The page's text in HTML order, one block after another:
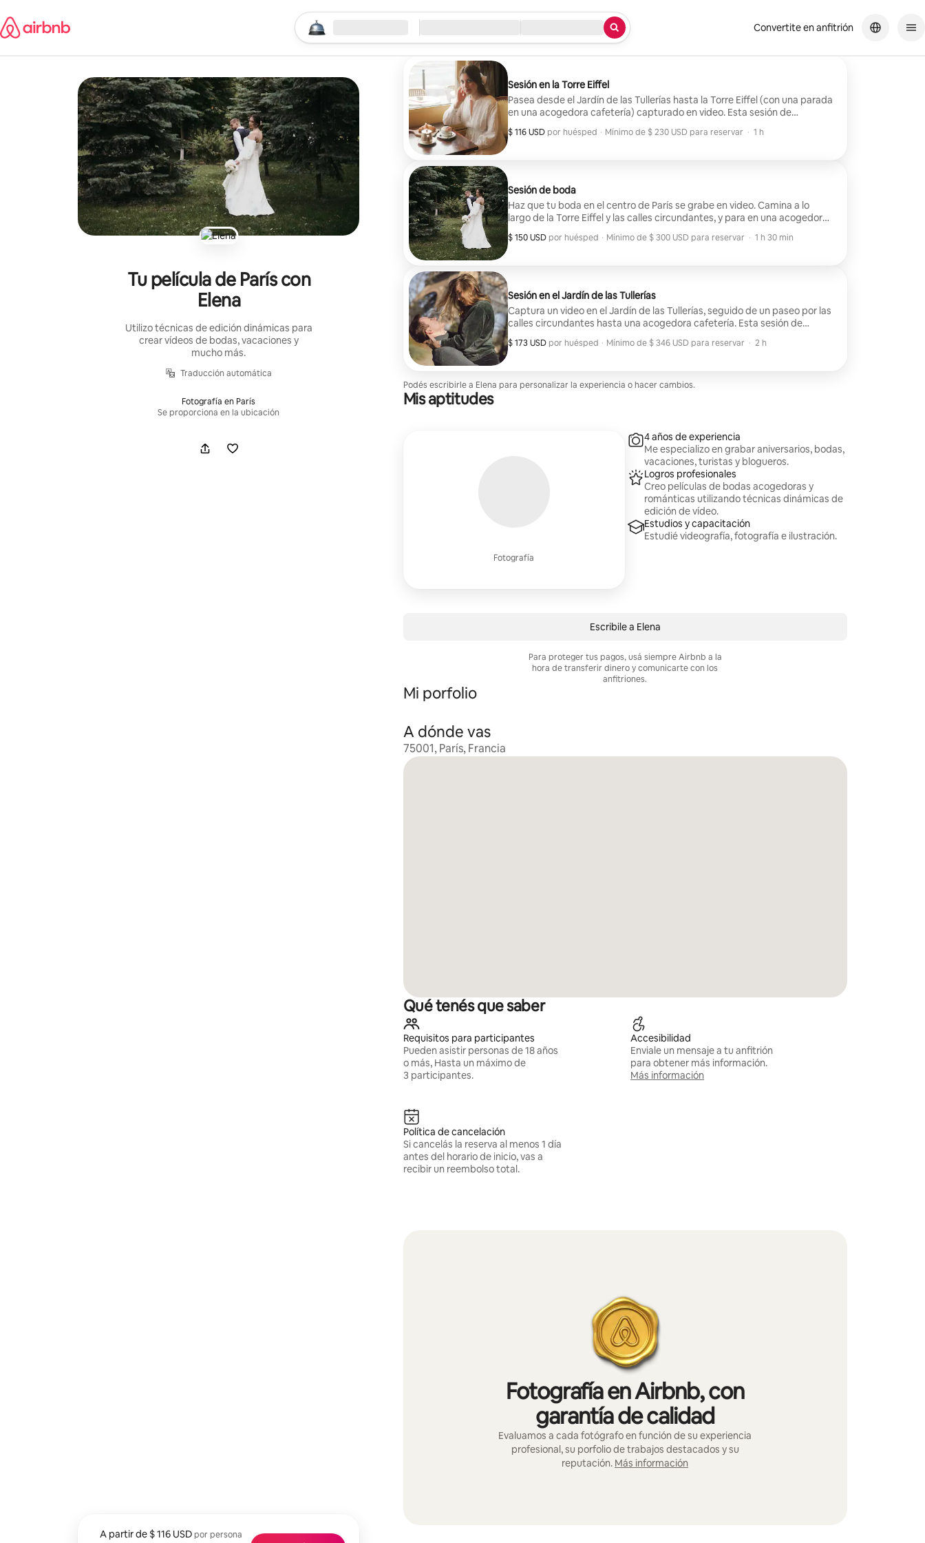
al
contenido
Empezá tu búsqueda
Lugar Convertite en anfitrión
Tu película de París con
Elena
Utilizo técnicas de edición dinámicas para
crear vídeos de bodas, vacaciones y
mucho más.
Traducción automática
Fotografía en París
Se proporciona en la ubicación
A partir de $ 116 USD por persona
Desde $ 116 USD por huésped
Sesión en la Torre Eiffel
Pasea desde el Jardín de las Tullerías hasta la Torre Eiffel (con una parada
en una acogedora cafetería) capturado en video. Esta sesión de
1 minuto. Entrega del video dentro de los 7 días posteriores a la filmación.
$ 116 USD por huésped
$ 116 USD por huésped · Mínimo de $ 230 USD para reservar
, · 1 h
Sesión de boda
Haz que tu boda en el centro de París se grabe en video. Camina a lo
largo de la Torre Eiffel y las calles circundantes, y para en una acogedora
7 días posteriores a la filmación.
$ 150 USD por huésped
$ 150 USD por huésped · Mínimo de $ 300 USD para reservar
, · 1 h 30 min
Sesión en el Jardín de las Tullerías
Captura un video en el Jardín de las Tullerías, seguido de un paseo por las
calles circundantes hasta una acogedora cafetería. Esta sesión de
Entrega del video dentro de los 7 días posteriores a la filmación
$ 173 USD por huésped
$ 173 USD por huésped · Mínimo de $ 346 USD para reservar
, · 2 h
Podés escribirle a Elena para personalizar la experiencia o hacer cambios.
Mis aptitudes
Fotografía
4 años de experiencia
Me especializo en grabar aniversarios, bodas,
vacaciones, turistas y blogueros.
Logros profesionales
Creo películas de bodas acogedoras y
románticas utilizando técnicas dinámicas de
edición de vídeo.
Estudios y capacitación
Estudié videografía, fotografía e ilustración.
Escribile a Elena
Para proteger tus pagos, usá siempre Airbnb a la
hora de transferir dinero y comunicarte con los
anfitriones.
Mi porfolio
A dónde vas
75001, París, Francia
Qué tenés que saber
Requisitos para participantes
Pueden asistir personas de 18 años
o más, Hasta un máximo de
3 participantes.
Accesibilidad
Enviale un mensaje a tu anfitrión
para obtener más información.
Más información
Política de cancelación
Si cancelás la reserva al menos 1 día
antes del horario de inicio, vas a
recibir un reembolso total.
Fotografía en Airbnb, con
garantía de calidad
Evaluamos a cada fotógrafo en función de su experiencia
profesional, su porfolio de trabajos destacados y su
reputación. Más información